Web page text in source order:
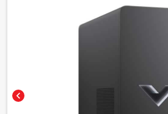
chevron_left